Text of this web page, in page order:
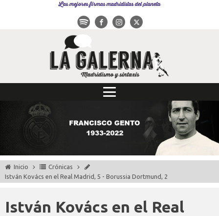
Las mejores firmas madridistas del planeta
Inicio
Crónicas
István Kovács en el Real Madrid, 5 - Borussia Dortmund, 2
István Kovács en el Real